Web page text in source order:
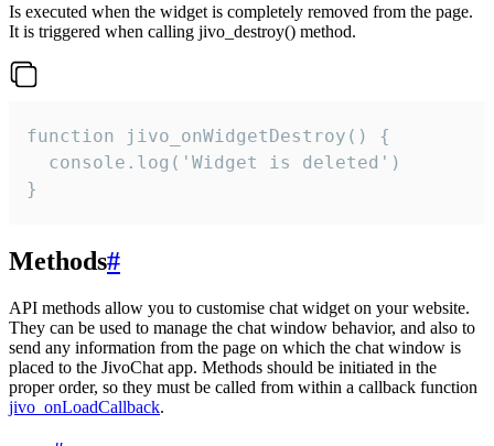
Is executed when the widget is completely removed from the page.
It is triggered when calling jivo_destroy() method.
function jivo_onWidgetDestroy() {
  console.log('Widget is deleted')
}
Methods#
API methods allow you to customise chat widget on your website.
They can be used to manage the chat window behavior, and also to
send any information from the page on which the chat window is
placed to the JivoChat app. Methods should be initiated in the
proper order, so they must be called from within a callback function
jivo_onLoadCallback.